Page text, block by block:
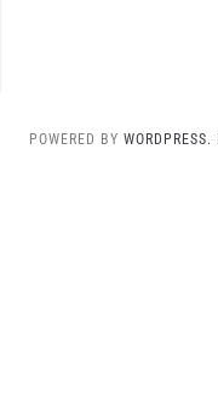
POWERED BY WORDPRESS.